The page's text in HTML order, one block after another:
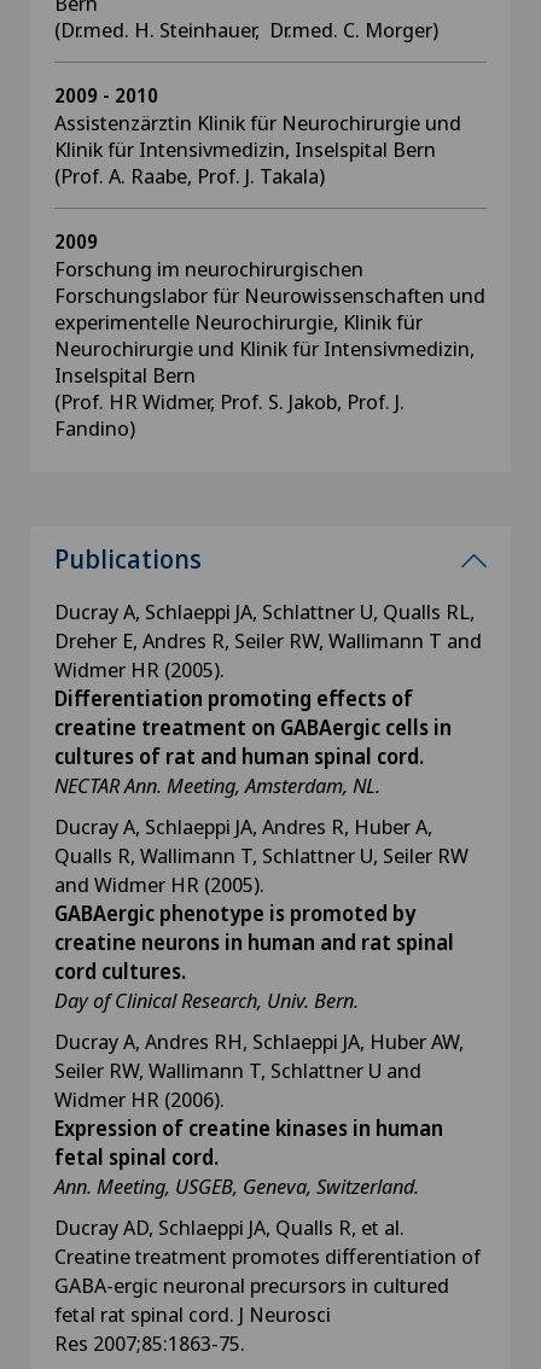
(Dr.med. H. Steinhauer, Dr.med. C. Morger)
2009 - 2010
Assistenzärztin Klinik für Neurochirurgie und
Klinik für Intensivmedizin, Inselspital Bern
(Prof. A. Raabe, Prof. J. Takala)
2009
Forschung im neurochirurgischen
Forschungslabor für Neurowissenschaften und
experimentelle Neurochirurgie, Klinik für
Neurochirurgie und Klinik für Intensivmedizin,
Inselspital Bern
(Prof. HR Widmer, Prof. S. Jakob, Prof. J.
Fandino)
Publications
Ducray A, Schlaeppi JA, Schlattner U, Qualls RL,
Dreher E, Andres R, Seiler RW, Wallimann T and
Widmer HR (2005).
Differentiation promoting effects of
creatine treatment on GABAergic cells in
cultures of rat and human spinal cord.
NECTAR Ann. Meeting, Amsterdam, NL.
Ducray A, Schlaeppi JA, Andres R, Huber A,
Qualls R, Wallimann T, Schlattner U, Seiler RW
and Widmer HR (2005).
GABAergic phenotype is promoted by
creatine neurons in human and rat spinal
cord cultures.
Day of Clinical Research, Univ. Bern.
Ducray A, Andres RH, Schlaeppi JA, Huber AW,
Seiler RW, Wallimann T, Schlattner U and
Widmer HR (2006).
Expression of creatine kinases in human
fetal spinal cord.
Ann. Meeting, USGEB, Geneva, Switzerland.
Ducray AD, Schlaeppi JA, Qualls R, et al.
Creatine treatment promotes differentiation of
GABA-ergic neuronal precursors in cultured
fetal rat spinal cord. J Neurosci
Res 2007;85:1863-75.